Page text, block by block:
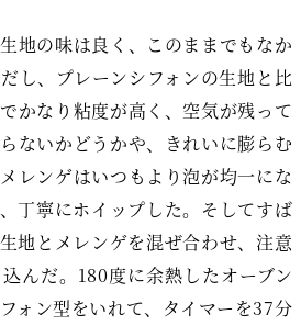
地の味は良く、このままでもなか
し、プレーンシフォンの生地と比
かなり粘度が高く、空気が残って
ないかどうかや、きれいに膨らむ
レンゲはいつもより泡が均一にな
丁寧にホイップした。そしてすば
地とメレンゲを混ぜ合わせ、注意
んだ。180度に余熱したオーブン
ォン型をいれて、タイマーを37分